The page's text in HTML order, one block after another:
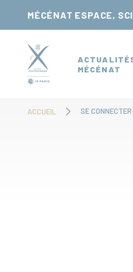
MÉCÉNAT ESPACE,
MÉCÉNAT
ACCUEIL SE CONNECTER